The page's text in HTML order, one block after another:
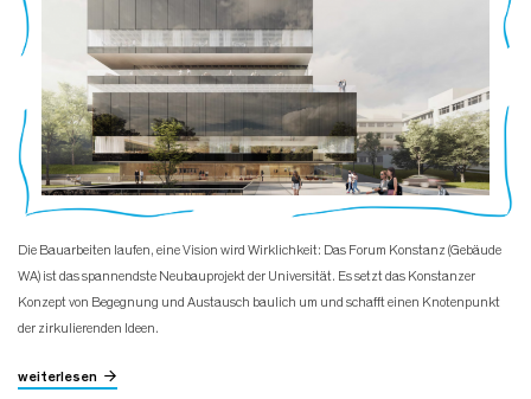
Die Bauarbeiten laufen, eine Vision wird Wirklichkeit: Das Forum Konstanz (Gebäude
WA) ist das spannendste Neubauprojekt der Universität. Es setzt das Konstanzer
Konzept von Begegnung und Austausch baulich um und schafft einen Knotenpunkt
der zirkulierenden Ideen.
weiterlesen